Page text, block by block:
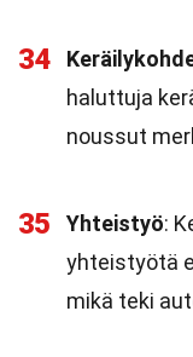
34
haluttuja
noussut
35 Yhteistyö:
yhteistyötä
mikä teki